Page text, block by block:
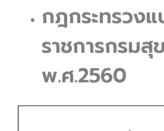
กฎกระทรวง
ราชการกรม
พ.ศ.2560